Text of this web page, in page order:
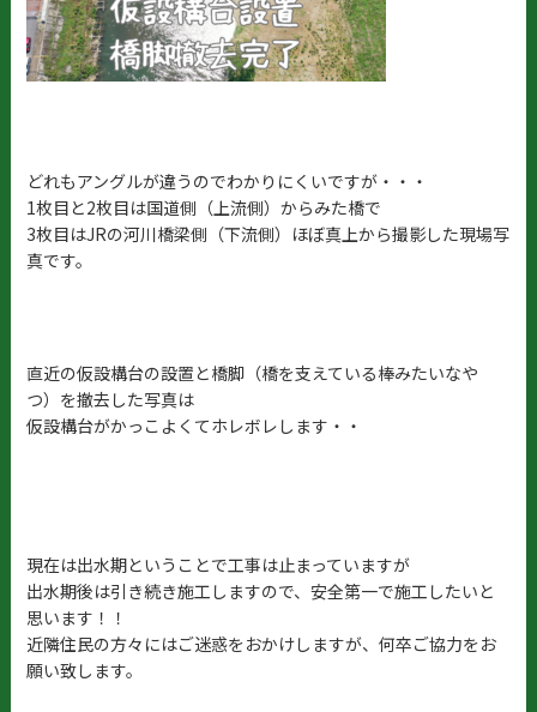
どれもアングルが違うのでわかりにくいですが・・・
1枚目と2枚目は国道側（上流側）からみた橋で
3枚目はJRの河川橋梁側（下流側）ほぼ真上から撮影した現場写
真です。
直近の仮設構台の設置と橋脚（橋を支えている棒みたいなや
つ）を撤去した写真は
仮設構台がかっこよくてホレボレします・・
現在は出水期ということで工事は止まっていますが
出水期後は引き続き施工しますので、安全第一で施工したいと
思います！！
近隣住民の方々にはご迷惑をおかけしますが、何卒ご協力をお
願い致します。